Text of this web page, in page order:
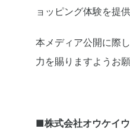
ョッピング体験を提供
本メディア公開に際
力を賜りますようお
■株式会社オウケイ